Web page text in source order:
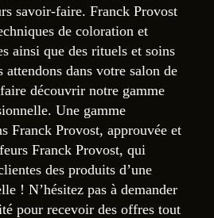
savoir-faire. Franck Provost
de coloration et
ainsi que des rituels et soins
attendons dans votre salon de
découvrir notre gamme
Une gamme
Franck Provost, approuvée et
Franck Provost, qui
des produits d’une
! N’hésitez pas à demander
pour recevoir des offres tout